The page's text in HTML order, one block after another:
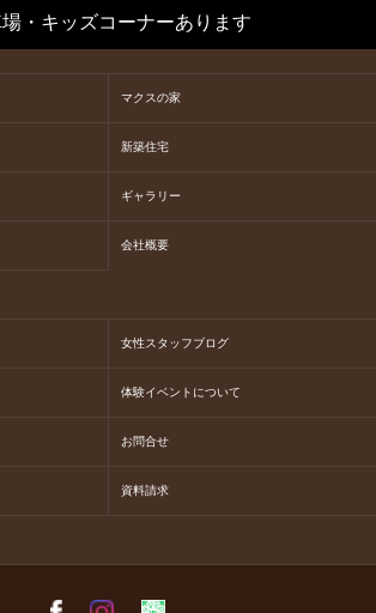
・キッズコーナーあります
マクスの家
新築住宅
ギャラリー
会社概要
女性スタッフブログ
体験イベントについて
お問合せ
資料請求